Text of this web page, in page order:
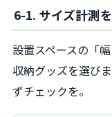
6-1. サイズ計測
設置スペースの「
収納グッズを選び
ずチェックを。